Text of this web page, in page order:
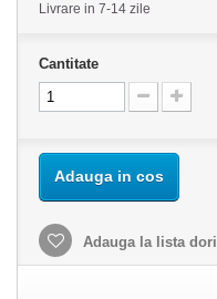
Livrare in 7-14 zile
Cantitate
Adauga in cos
Adauga la lista